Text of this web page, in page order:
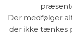
Der medfølger
der ikke tænkes